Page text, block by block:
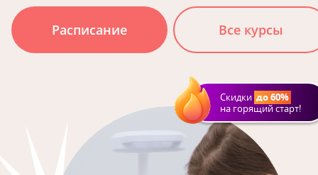
Расписание Все курсы
Скидки до 60%
на горящий старт!